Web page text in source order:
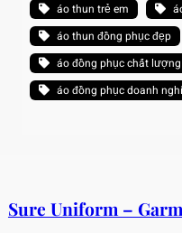
áo thun trẻ em
áo thun đồng phục đẹp
áo đồng phục chất
áo đồng phục doanh
Sure Uniform –